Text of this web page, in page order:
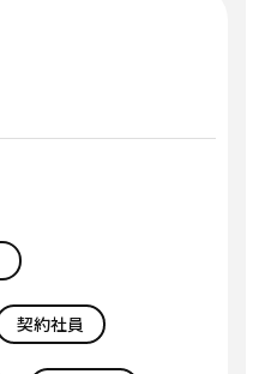
契約社員